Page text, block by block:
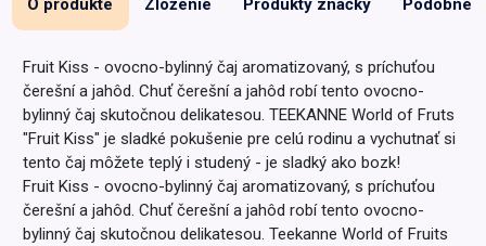
O produkte Zloženie Produkty značky Podobné
Fruit Kiss - ovocno-bylinný čaj aromatizovaný, s príchuťou
čerešní a jahôd. Chuť čerešní a jahôd robí tento ovocno-
bylinný čaj skutočnou delikatesou. TEEKANNE World of Fruts
"Fruit Kiss" je sladké pokušenie pre celú rodinu a vychutnať si
tento čaj môžete teplý i studený - je sladký ako bozk!
Fruit Kiss - ovocno-bylinný čaj aromatizovaný, s príchuťou
čerešní a jahôd. Chuť čerešní a jahôd robí tento ovocno-
bylinný čaj skutočnou delikatesou. Teekanne World of Fruits